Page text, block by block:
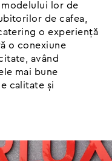
lor de
de cafea,
o experiență
o conexiune
având
mai bune
calitate și